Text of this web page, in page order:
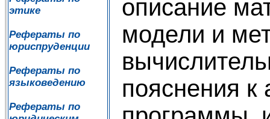
этике
Рефераты по
юриспруденции
Рефераты по
языковедению
Рефераты по
описание
модели и
пояснения к